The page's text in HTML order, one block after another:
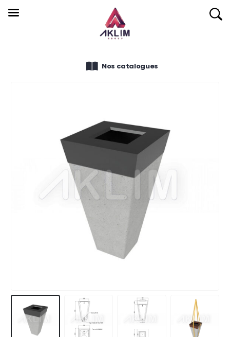
Nos catalogues